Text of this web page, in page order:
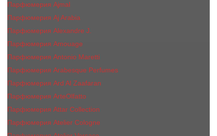
Парфюмерия Ajmal
Парфюмерия Aj Arabia
Парфюмерия Alexandre J.
Парфюмерия Amouage
Парфюмерия Antonio Maretti
Парфюмерия Arabesque Perfumes
Парфюмерия Ard Al Zaafaran
Парфюмерия ArteOlfatto
Парфюмерия Attar Collection
Парфюмерия Atelier Cologne